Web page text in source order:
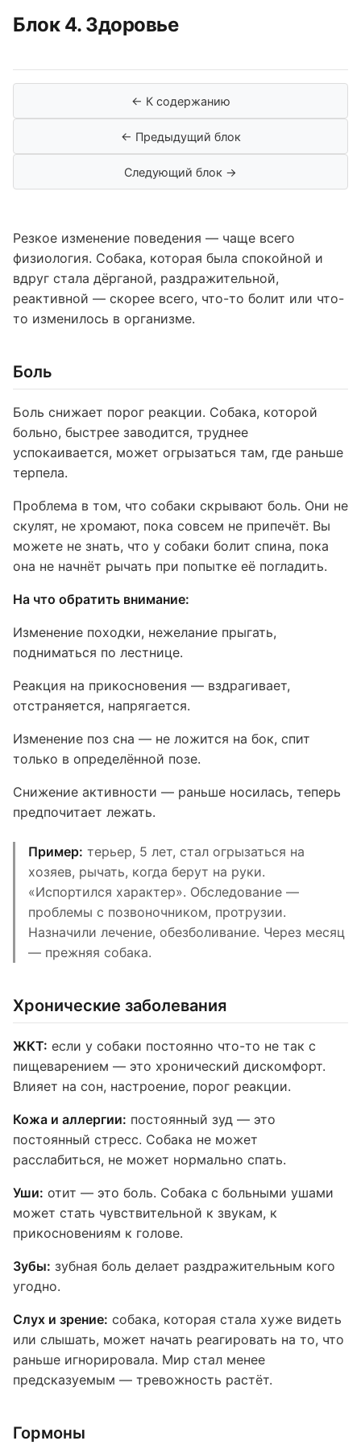
Блок 4. Здоровье
← К содержанию
← Предыдущий блок
Следующий блок →
Резкое изменение поведения — чаще всего
физиология. Собака, которая была спокойной и
вдруг стала дёрганой, раздражительной,
реактивной — скорее всего, что-то болит или что-
то изменилось в организме.
Боль
Боль снижает порог реакции. Собака, которой
больно, быстрее заводится, труднее
успокаивается, может огрызаться там, где раньше
терпела.
Проблема в том, что собаки скрывают боль. Они не
скулят, не хромают, пока совсем не припечёт. Вы
можете не знать, что у собаки болит спина, пока
она не начнёт рычать при попытке её погладить.
На что обратить внимание:
Изменение походки, нежелание прыгать,
подниматься по лестнице.
Реакция на прикосновения — вздрагивает,
отстраняется, напрягается.
Изменение поз сна — не ложится на бок, спит
только в определённой позе.
Снижение активности — раньше носилась, теперь
предпочитает лежать.
Пример: терьер, 5 лет, стал огрызаться на
хозяев, рычать, когда берут на руки.
«Испортился характер». Обследование —
проблемы с позвоночником, протрузии.
Назначили лечение, обезболивание. Через месяц
— прежняя собака.
Хронические заболевания
ЖКТ: если у собаки постоянно что-то не так с
пищеварением — это хронический дискомфорт.
Влияет на сон, настроение, порог реакции.
Кожа и аллергии: постоянный зуд — это
постоянный стресс. Собака не может
расслабиться, не может нормально спать.
Уши: отит — это боль. Собака с больными ушами
может стать чувствительной к звукам, к
прикосновениям к голове.
Зубы: зубная боль делает раздражительным кого
угодно.
Слух и зрение: собака, которая стала хуже видеть
или слышать, может начать реагировать на то, что
раньше игнорировала. Мир стал менее
предсказуемым — тревожность растёт.
Гормоны